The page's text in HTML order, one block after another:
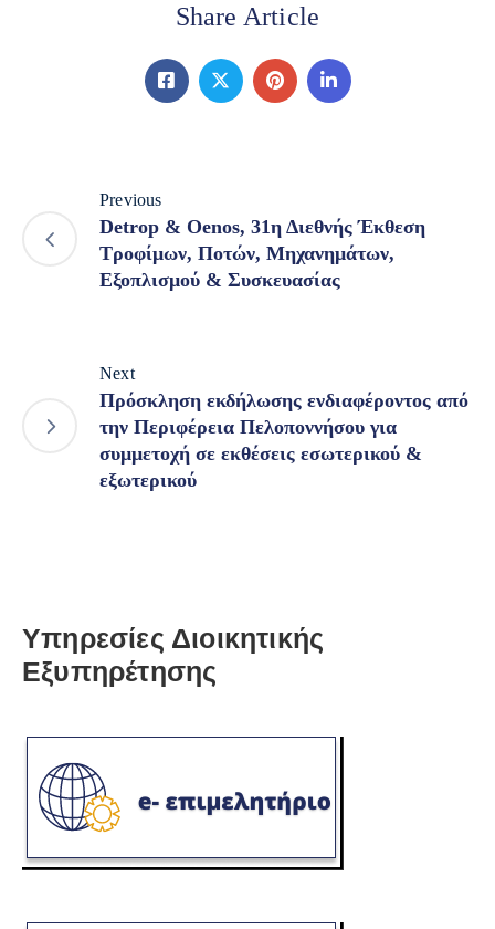
Share Article
Previous
Detrop & Oenos, 31η Διεθνής Έκθεση
Τροφίμων, Ποτών, Μηχανημάτων,
Εξοπλισμού & Συσκευασίας
Next
Πρόσκληση εκδήλωσης ενδιαφέροντος από
την Περιφέρεια Πελοποννήσου για
συμμετοχή σε εκθέσεις εσωτερικού &
εξωτερικού
Υπηρεσίες Διοικητικής
Εξυπηρέτησης